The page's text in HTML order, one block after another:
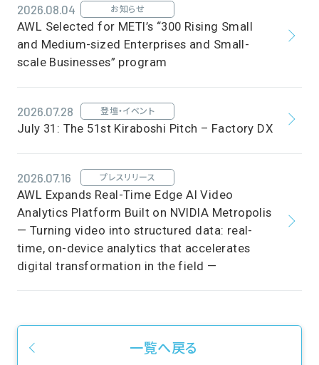
2026.08.04 お知らせ
AWL Selected for METI’s “300 Rising Small
and Medium-sized Enterprises and Small-
scale Businesses” program
2026.07.28 登壇・イベント
July 31: The 51st Kiraboshi Pitch – Factory DX
2026.07.16 プレスリリース
AWL Expands Real-Time Edge AI Video
Analytics Platform Built on NVIDIA Metropolis
— Turning video into structured data: real-
time, on-device analytics that accelerates
digital transformation in the field —
一覧へ戻る